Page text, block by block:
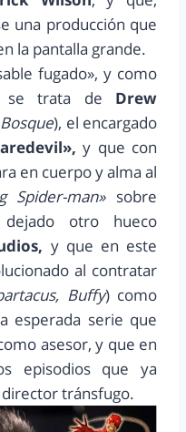
una producción que
la pantalla grande.
fugado», y como
se trata de Drew
), el encargado
y que con
en cuerpo y alma al
Spider-man»sobre
otro hueco
y que en este
al contratar
Buffy) como
esperada serie que
asesor, y que en
episodios que ya
tránsfugo.